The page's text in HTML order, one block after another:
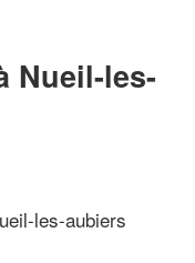
Nueil-les-
les-aubiers